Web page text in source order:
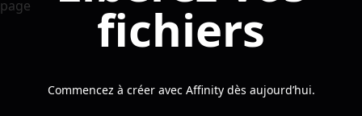
fichiers
Commencez à créer avec Affinity dès aujourd’hui.